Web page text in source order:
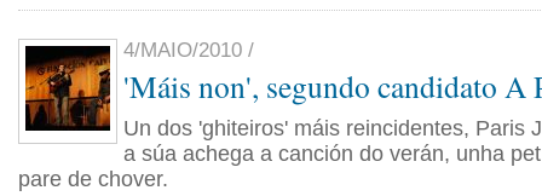
4/MAIO/2010 /
'Máis non', segundo candidato A
Un dos 'ghiteiros' máis reincidentes, Paris
a súa achega a canción do verán, unha
pare de chover.